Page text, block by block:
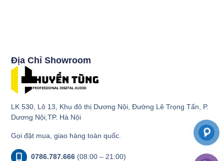
Địa Chỉ Showroom
LK 530, Lô 13, Khu đô thị Dương Nội, Đường Lê Trọng Tấn, P.
Dương Nội,TP. Hà Nội
Gọi đặt mua, giao hàng toàn quốc.
0786.787.666 (08:00 – 21:00)